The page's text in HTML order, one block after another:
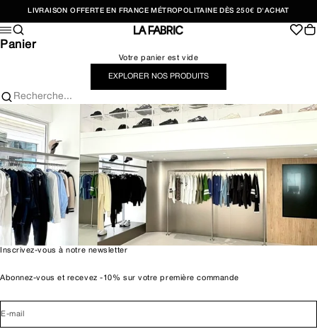
LIVRAISON OFFERTE EN FRANCE MÉTROPOLITAINE DÈS 250€ D'ACHAT
LA FABRIC SHOP
Menu
Recherche
Panier
Votre panier est vide
EXPLORER NOS PRODUITS
Recherche...
Inscrivez-vous à notre newsletter
Abonnez-vous et recevez -10% sur votre première commande
E-mail